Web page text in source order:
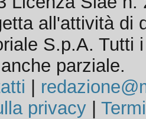
all'attività di
S.p.A. Tutti
parziale.
privacy|